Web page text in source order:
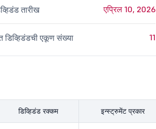
तारीख एप्रिल 10, 2026
डिव्हिडंडची एकूण संख्या 11
डिव्हिडंड रक्कम इन्स्ट्रुमेंट प्रकार